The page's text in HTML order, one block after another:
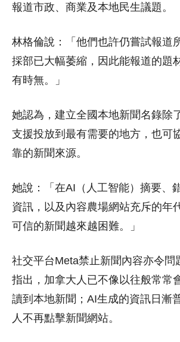
報道市政、商業及本地民生議題。
林格倫說：「他們也許仍嘗試報道
採部已大幅萎縮，因此能報道的題
有時無。」
她認為，建立全國本地新聞名錄除
支援投放到最有需要的地方，也可
靠的新聞來源。
她說：「在AI（人工智能）摘要、
資訊，以及內容農場網站充斥的年
可信的新聞越來越困難。」
社交平台Meta禁止新聞內容亦令問
指出，加拿大人已不像以往般常常
讀到本地新聞；AI生成的資訊日漸
人不再點擊新聞網站。